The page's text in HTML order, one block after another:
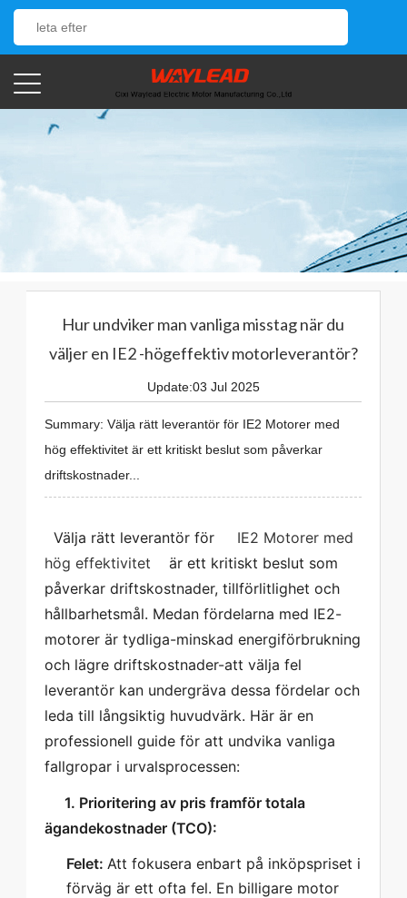
Hur undviker man vanliga misstag när du
väljer en IE2 -högeffektiv motorleverantör?
Update:03 Jul 2025
Summary: Välja rätt leverantör för IE2 Motorer med
hög effektivitet är ett kritiskt beslut som påverkar
driftskostnader...
  Välja rätt leverantör för
   IE2 Motorer med
hög effektivitet
  är ett kritiskt beslut som
påverkar driftskostnader, tillförlitlighet och
hållbarhetsmål. Medan fördelarna med IE2-
motorer är tydliga-minskad energiförbrukning
och lägre driftskostnader-att välja fel
leverantör kan undergräva dessa fördelar och
leda till långsiktig huvudvärk. Här är en
professionell guide för att undvika vanliga
fallgropar i urvalsprocessen:
   1. Prioritering av pris framför totala
ägandekostnader (TCO):
Felet: Att fokusera enbart på inköpspriset i
förväg är ett ofta fel. En billigare motor